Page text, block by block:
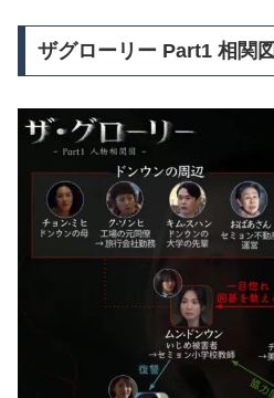
ザグローリー Part1 相関図